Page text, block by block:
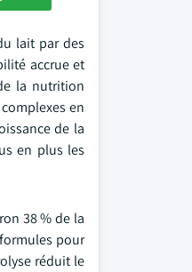
lait par des
accrue et
la nutrition
en
de la
en plus les
38 % de la
pour
réduit le